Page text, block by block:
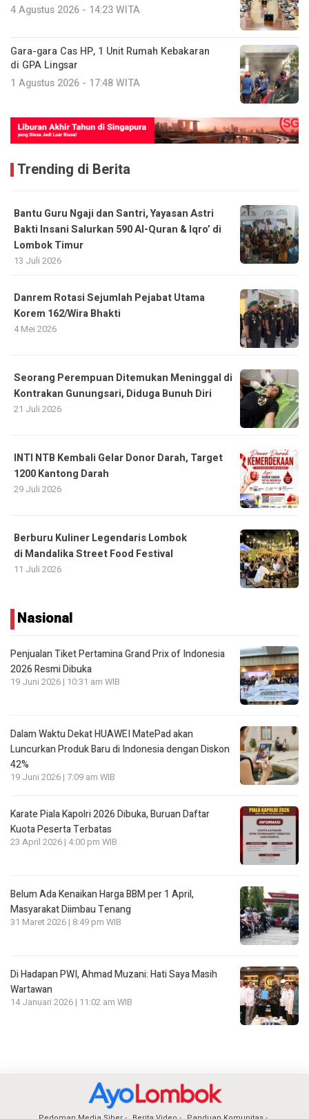
4 Agustus 2026 - 14:23 WITA
Gara-gara Cas HP, 1 Unit Rumah Kebakaran
di GPA Lingsar
1 Agustus 2026 - 17:48 WITA
Trending di Berita
Bantu Guru Ngaji dan Santri, Yayasan Astri
Bakti Insani Salurkan 590 Al-Quran & Iqro’ di
Lombok Timur
13 Juli 2026
Danrem Rotasi Sejumlah Pejabat Utama
Korem 162/Wira Bhakti
4 Mei 2026
Seorang Perempuan Ditemukan Meninggal di
Kontrakan Gunungsari, Diduga Bunuh Diri
21 Juli 2026
INTI NTB Kembali Gelar Donor Darah, Target
1200 Kantong Darah
29 Juli 2026
Berburu Kuliner Legendaris Lombok
di Mandalika Street Food Festival
11 Juli 2026
Nasional
Penjualan Tiket Pertamina Grand Prix of Indonesia
2026 Resmi Dibuka
19 Juni 2026 | 10:31 am WIB
Dalam Waktu Dekat HUAWEI MatePad akan
Luncurkan Produk Baru di Indonesia dengan Diskon
42%
19 Juni 2026 | 7:09 am WIB
Karate Piala Kapolri 2026 Dibuka, Buruan Daftar
Kuota Peserta Terbatas
23 April 2026 | 4:00 pm WIB
Belum Ada Kenaikan Harga BBM per 1 April,
Masyarakat Diimbau Tenang
31 Maret 2026 | 8:49 pm WIB
Di Hadapan PWI, Ahmad Muzani: Hati Saya Masih
Wartawan
14 Januari 2026 | 11:02 am WIB